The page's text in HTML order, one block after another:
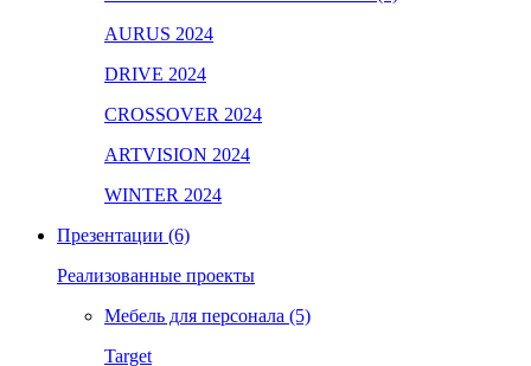
AURUS 2024
DRIVE 2024
CROSSOVER 2024
ARTVISION 2024
WINTER 2024
Презентации (6)
Реализованные проекты
Мебель для персонала (5)
Target